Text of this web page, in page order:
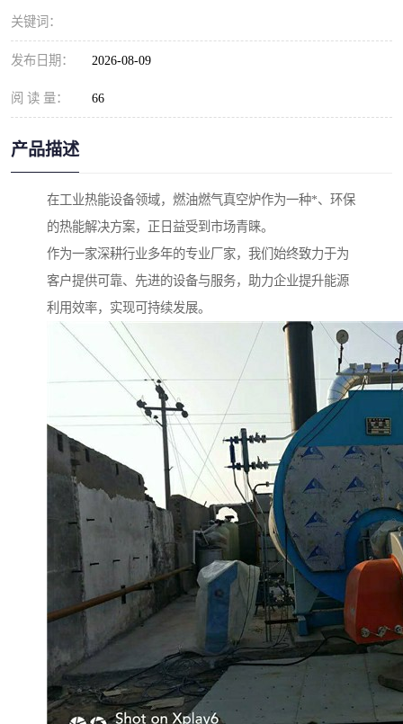
关键词：
发布日期： 2026-08-09
阅 读 量： 66
产品描述
在工业热能设备领域，燃油燃气真空炉作为一种*、环保
的热能解决方案，正日益受到市场青睐。
作为一家深耕行业多年的专业厂家，我们始终致力于为
客户提供可靠、先进的设备与服务，助力企业提升能源
利用效率，实现可持续发展。